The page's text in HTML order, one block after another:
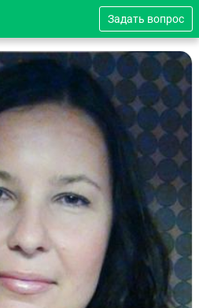
Задать вопрос